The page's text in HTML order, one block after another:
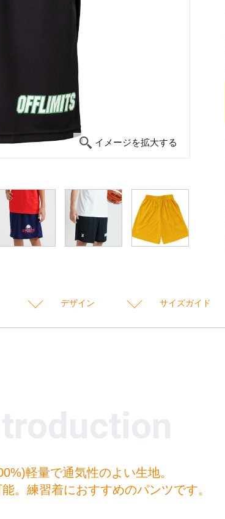
イメージを拡大する
デザイン サイズガイド
軽量で通気性のよい生地。
。練習着におすすめのパンツです。